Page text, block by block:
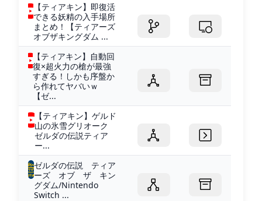
【ティアキン】即復活
できる妖精の入手場所
まとめ！【ティアーズ
オブザキングダム ...
【ティアキン】自動回
復×超火力の槍が最強
すぎる！しかも序盤か
ら作れてヤバいｗ
【ゼ...
【ティアキン】ゲルド
山の氷雪グリオーク
ゼルダの伝説ティア
ー...
ゼルダの伝説 ティア
ーズ オブ ザ キン
グダム/Nintendo
Switch ...